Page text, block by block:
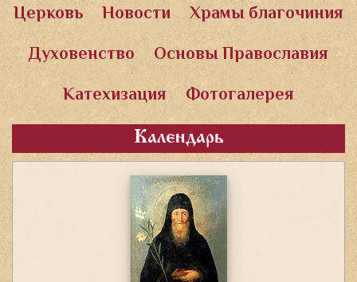
Церковь Новости
Храмы благочиния
Духовенство
Основы Православия
Катехизация
Фотогалерея
Календарь